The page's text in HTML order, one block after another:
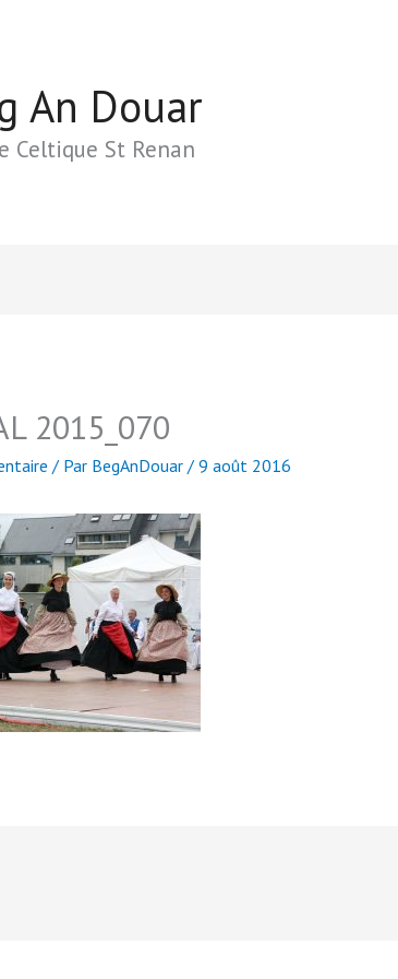
An Douar
Celtique St Renan
2015_070
/ Par BegAnDouar / 9 août 2016